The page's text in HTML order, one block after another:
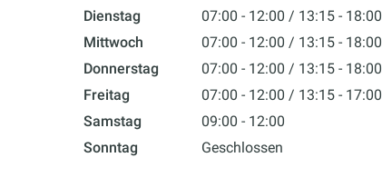
Dienstag
07:00 - 12:00
13:15 - 18:00
Mittwoch
07:00 - 12:00
13:15 - 18:00
Donnerstag
07:00 - 12:00
13:15 - 18:00
Freitag
07:00 - 12:00
13:15 - 17:00
Samstag
09:00 - 12:00
Sonntag
Geschlossen